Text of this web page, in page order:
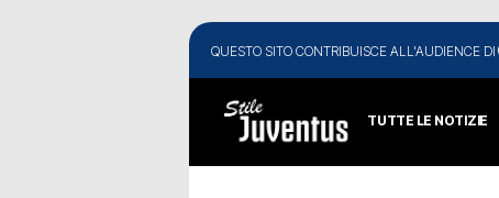
QUESTO SITO CONTRIBUISCE ALL'AUDIENCE DI
TUTTE LE NOTIZIE